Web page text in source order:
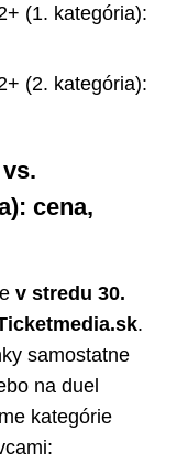
(1. kategória):
(2. kategória):
cena,
v stredu 30.
.
samostatne
na duel
kategórie